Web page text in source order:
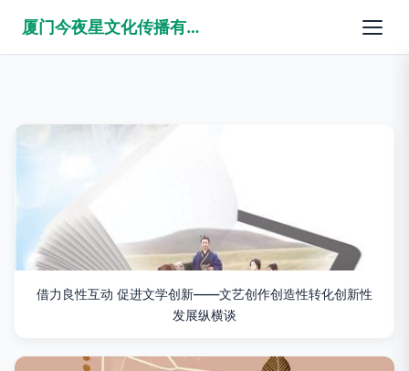
厦门今夜星文化传播有限公司
借力良性互动 促进文学创新——文艺创作创造性转化创新性
发展纵横谈